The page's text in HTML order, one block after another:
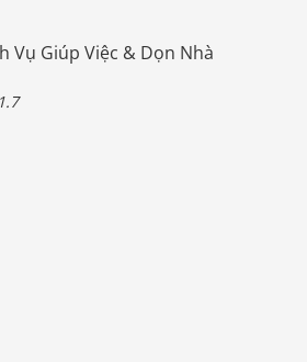
Vụ Giúp Việc & Dọn Nhà